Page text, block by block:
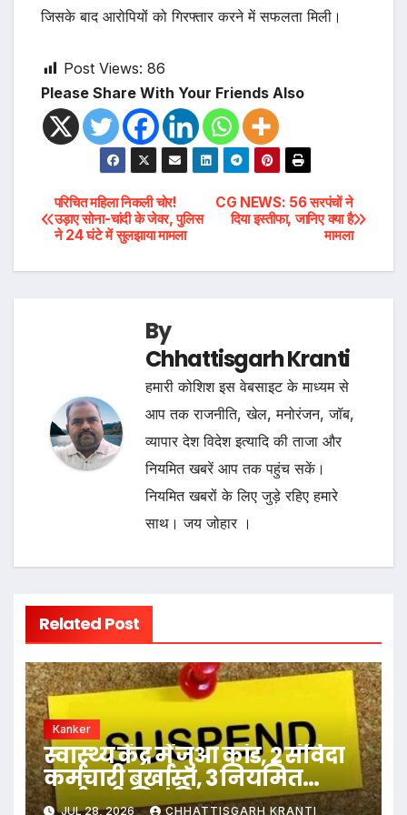
जिसके बाद आरोपियों को गिरफ्तार करने में सफलता मिली।
Post Views: 86
Please Share With Your Friends Also
Post
navigation
CG NEWS: 56 सरपंचों ने
दिया इस्तीफा, जानिए क्या है
मामला
परिचित महिला निकली चोर!
उड़ाए सोना-चांदी के जेवर, पुलिस
ने 24 घंटे में सुलझाया मामला
By
Chhattisgarh Kranti
हमारी कोशिश इस वेबसाइट के माध्यम से
आप तक राजनीति, खेल, मनोरंजन, जॉब,
व्यापार देश विदेश इत्यादि की ताजा और
नियमित खबरें आप तक पहुंच सकें।
नियमित खबरों के लिए जुड़े रहिए हमारे
साथ। जय जोहार ।
Related Post
Kanker
स्वास्थ्य केंद्र में जुआ कांड, 2 संविदा
कर्मचारी बर्खास्त, 3 नियमित
कर्मचारी निलंबित…
JUL 28, 2026 CHHATTISGARH KRANTI